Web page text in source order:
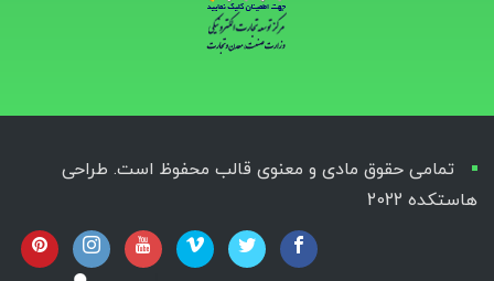
تمامی حقوق مادی و معنوی قالب محفوظ است. طراحی
هاستکده 2022